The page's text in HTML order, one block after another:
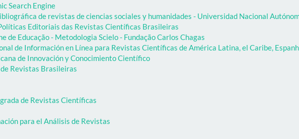
Search Engine
de revistas de ciencias sociales y humanidades - Universidad Nacional
Editoriais das Revistas Científicas Brasileiras
de Educação - Metodologia Scielo - Fundação Carlos Chagas
de Información en Línea para Revistas Científicas de América Latina, el Caribe,
de Innovación y Conocimiento Científico
Revistas Brasileiras
de Revistas Científicas
para el Análisis de Revistas